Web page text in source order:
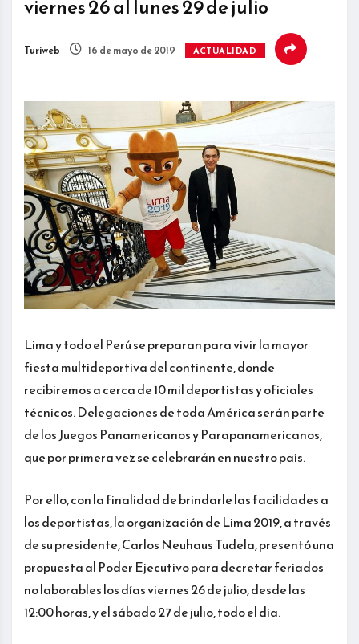
viernes 26 al lunes 29 de julio
Turiweb 16 de mayo de 2019 ACTUALIDAD
Lima y todo el Perú se preparan para vivir la mayor
fiesta multideportiva del continente, donde
recibiremos a cerca de 10 mil deportistas y oficiales
técnicos. Delegaciones de toda América serán parte
de los Juegos Panamericanos y Parapanamericanos,
que por primera vez se celebrarán en nuestro país.
Por ello, con la finalidad de brindarle las facilidades a
los deportistas, la organización de Lima 2019, a través
de su presidente, Carlos Neuhaus Tudela, presentó una
propuesta al Poder Ejecutivo para decretar feriados
no laborables los días viernes 26 de julio, desde las
12:00 horas, y el sábado 27 de julio, todo el día.